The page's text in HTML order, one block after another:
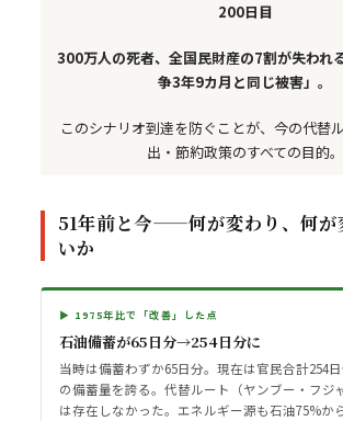
200日目
300万人の死者、全国民財産の7割が失われ
争3年9カ月と同じ被害」。
このシナリオ到達を防ぐことが、今の代替
出・節約政策のすべての目的。
51年前と今——何が変わり、何が
いか
▶ 1975年比で「改善」した点
石油備蓄が65日分→254日分に
当時は備蓄わずか65日分。現在は官民合計254
の備蓄量を誇る。代替ルート（ヤンブー・フジ
は存在しなかった。エネルギー源も石油75%か